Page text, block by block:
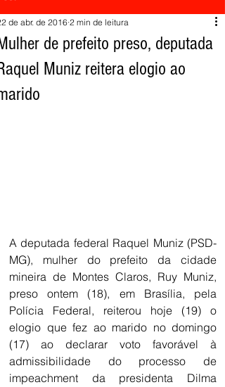
de prefeito preso, deputada
Muniz reitera elogio ao
de abr. de 2016 2 min de leitura
A deputada federal Raquel Muniz (PSD-
MG), mulher do prefeito da cidade
mineira de Montes Claros, Ruy Muniz,
preso ontem (18), em Brasília, pela
Polícia Federal, reiterou hoje (19) o
elogio que fez ao marido no domingo
(17) ao declarar voto favorável à
admissibilidade do processo de
impeachment da presidenta Dilma